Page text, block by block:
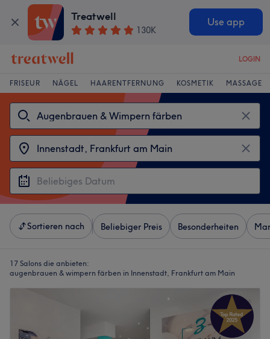
Treatwell
130K
Use app
LOGIN
FRISEUR NÄGEL HAARENTFERNUNG KOSMETIK MASSAGE
Sortieren nach Beliebiger Preis Besonderheiten
17 Salons die anbieten:
augenbrauen & wimpern färben in Innenstadt, Frankfurt am Main